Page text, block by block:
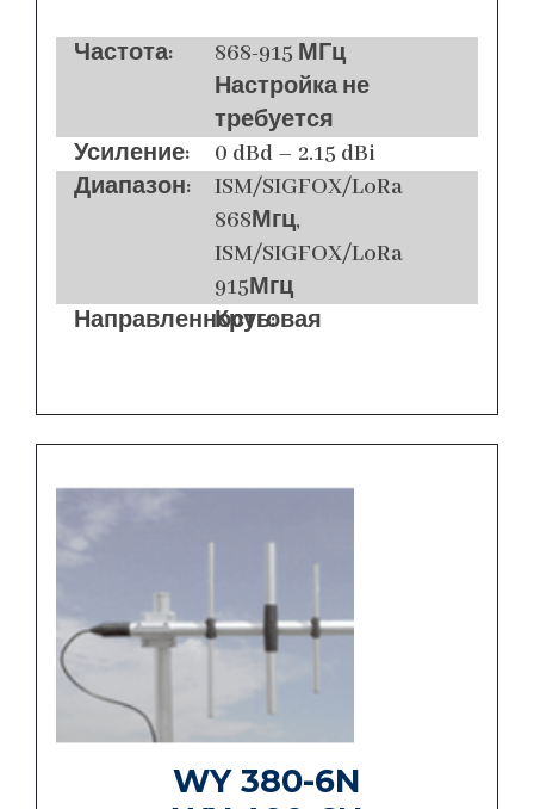
Частота:
868-915 МГц
Настройка не
требуется
Усиление:
0 dBd – 2.15 dBi
Диапазон:
ISM/SIGFOX/LoRa
868Мгц,
ISM/SIGFOX/LoRa
915Мгц
Направленность:
Круговая
WY 380-6N